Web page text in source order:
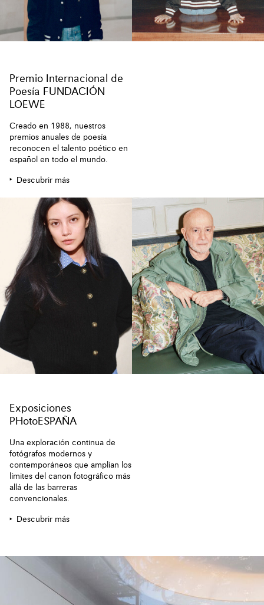
Premio Internacional de
Poesía FUNDACIÓN
LOEWE
Creado en 1988, nuestros
premios anuales de poesía
reconocen el talento poético en
español en todo el mundo.
Descubrir más
Exposiciones
PHotoESPAÑA
Una exploración continua de
fotógrafos modernos y
contemporáneos que amplían los
límites del canon fotográfico más
allá de las barreras
convencionales.
Descubrir más